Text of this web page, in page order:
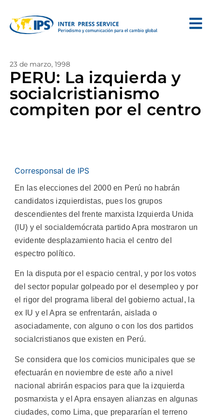
23 de marzo, 1998
PERU: La izquierda y
socialcristianismo
compiten por el centro
Corresponsal de IPS
En las elecciones del 2000 en Perú no habrán
candidatos izquierdistas, pues los grupos
descendientes del frente marxista Izquierda Unida
(IU) y el socialdemócrata partido Apra mostraron un
evidente desplazamiento hacia el centro del
espectro político.
En la disputa por el espacio central, y por los votos
del sector popular golpeado por el desempleo y por
el rigor del programa liberal del gobierno actual, la
ex IU y el Apra se enfrentarán, aislada o
asociadamente, con alguno o con los dos partidos
socialcristianos que existen en Perú.
Se considera que los comicios municipales que se
efectuarán en noviembre de este año a nivel
nacional abrirán espacios para que la izquierda
posmarxista y el Apra ensayen alianzas en algunas
ciudades, como Lima, que prepararían el terreno